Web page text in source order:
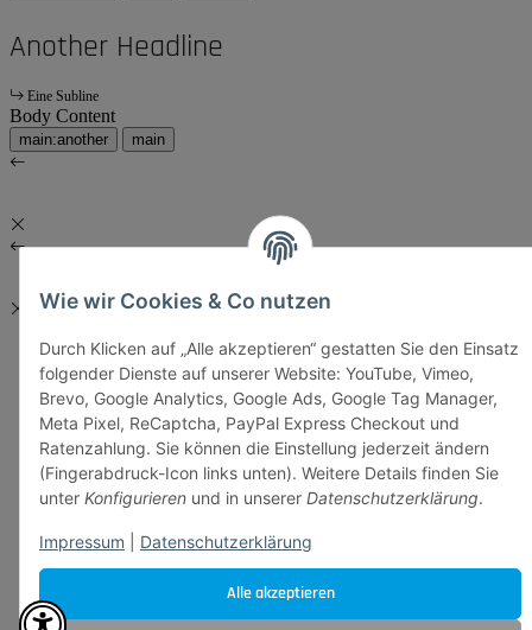
Alle akzeptieren
Wie wir Cookies & Co nutzen
Durch Klicken auf „Alle akzeptieren“ gestatten Sie den Einsatz
folgender Dienste auf unserer Website: YouTube, Vimeo,
Brevo, Google Analytics, Google Ads, Google Tag Manager,
Meta Pixel, ReCaptcha, PayPal Express Checkout und
Ratenzahlung. Sie können die Einstellung jederzeit ändern
(Fingerabdruck-Icon links unten). Weitere Details finden Sie
unter Konfigurieren und in unserer Datenschutzerklärung.
Impressum Datenschutzerklärung
Another Headline
Eine Subline
Body Content
main:another main